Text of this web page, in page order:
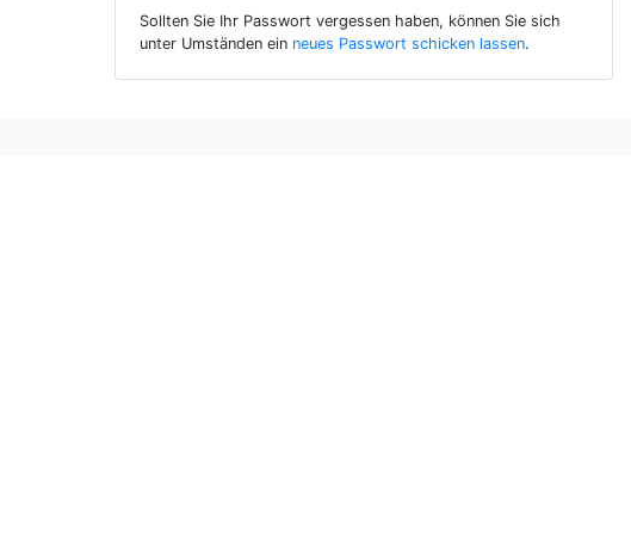
Sollten Sie Ihr Passwort vergessen haben, können Sie sich
unter Umständen ein neues Passwort schicken lassen.